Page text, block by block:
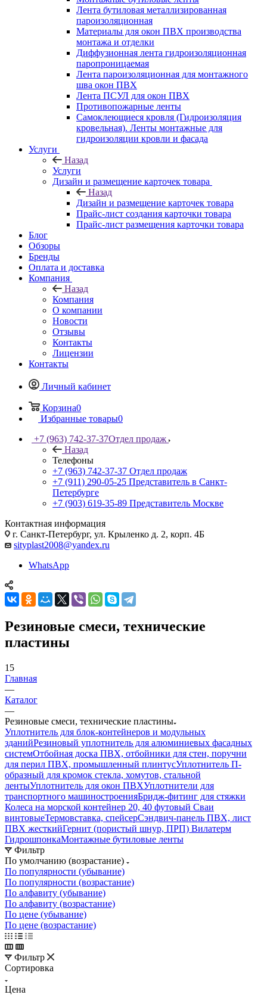
Лента бутиловая металлизированная
пароизоляционная
Материалы для окон ПВХ производства
монтажа и отделки
Диффузионная лента гидроизоляционная
паропроницаемая
Лента пароизоляционная для монтажного
шва окон ПВХ
Лента ПСУЛ для окон ПВХ
Противопожарные ленты
Самоклеющиеся кровля (Гидроизоляция
кровельная). Ленты монтажные для
гидроизоляции кровли и фасада
Услуги
Назад
Услуги
Дизайн и размещение карточек товара
Назад
Дизайн и размещение карточек товара
Прайс-лист создания карточки товара
Прайс-лист размещения карточки товара
Блог
Обзоры
Бренды
Оплата и доставка
Компания
Назад
Компания
О компании
Новости
Отзывы
Контакты
Лицензии
Контакты
Личный кабинет
Корзина0
Избранные товары0
+7 (963) 742-37-37Отдел продаж
Назад
Телефоны
+7 (963) 742-37-37 Отдел продаж
+7 (911) 290-05-25 Представитель в Санкт-
Петербурге
+7 (903) 619-35-89 Представитель Москве
Контактная информация
г. Санкт-Петербург, ул. Крыленко д. 2, корп. 4Б
sityplast2008@yandex.ru
WhatsApp
Резиновые смеси, технические
пластины
15
Главная
—
Каталог
—
Резиновые смеси, технические пластины
Уплотнитель для блок-контейнеров и модульных
зданийРезиновый уплотнитель для алюминиевых фасадных
системОтбойная доска ПВХ, отбойники для стен, поручни
для перил ПВХ, промышленный плинтусУплотнитель П-
образный для кромок стекла, хомутов, стальной
лентыУплотнитель для окон ПВХУплотнители для
транспортного машиностроенияБридж-фитинг для стяжки
Колеса на морской контейнер 20, 40 футовый Сваи
винтовыеТермовставка, спейсерСэндвич-панель ПВХ, лист
ПВХ жесткийГернит (пористый шнур, ПРП) Вилатерм
ГидрошпонкаМонтажные бутиловые ленты
Фильтр
По умолчанию (возрастание)
По популярности (убывание)
По популярности (возрастание)
По алфавиту (убывание)
По алфавиту (возрастание)
По цене (убывание)
По цене (возрастание)
Фильтр
Сортировка
Цена